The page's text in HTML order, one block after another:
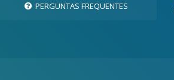
PERGUNTAS FREQUENTES